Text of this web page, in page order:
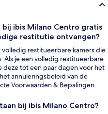
bij ibis Milano Centro gratis
restitutie ontvangen?
restitueerbare kamers die
Als je een volledig restitueerbare
deze tot een paar dagen voor het
annuleringsbeleid van de
Voorwaarden & Bepalingen.
bij ibis Milano Centro?